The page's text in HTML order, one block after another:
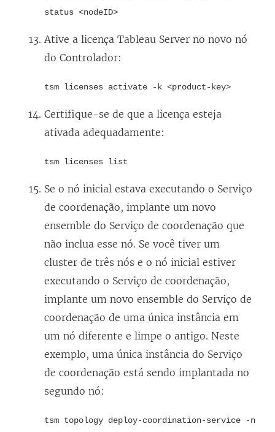
status <nodeID>
Ative a licença Tableau Server no novo nó
do Controlador:
tsm licenses activate -k <product-key>
Certifique-se de que a licença esteja
ativada adequadamente:
tsm licenses list
Se o nó inicial estava executando o Serviço
de coordenação, implante um novo
ensemble do Serviço de coordenação que
não inclua esse nó. Se você tiver um
cluster de três nós e o nó inicial estiver
executando o Serviço de coordenação,
implante um novo ensemble do Serviço de
coordenação de uma única instância em
um nó diferente e limpe o antigo. Neste
exemplo, uma única instância do Serviço
de coordenação está sendo implantada no
segundo nó:
tsm topology deploy-coordination-service -n